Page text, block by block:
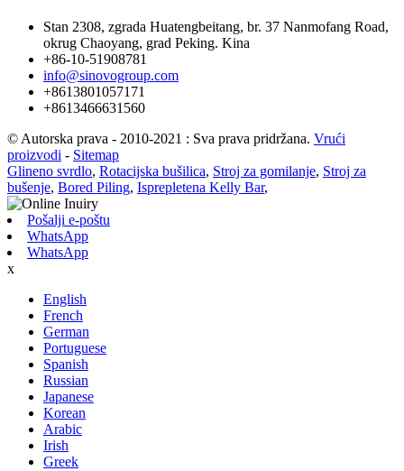
Stan 2308, zgrada Huatengbeitang, br. 37 Nanmofang Road,
okrug Chaoyang, grad Peking. Kina
+86-10-51908781
info@sinovogroup.com
+8613801057171
+8613466631560
© Autorska prava - 2010-2021 : Sva prava pridržana. Vrući
proizvodi - Sitemap
Glineno svrdlo, Rotacijska bušilica, Stroj za gomilanje, Stroj za
bušenje, Bored Piling, Isprepletena Kelly Bar,
Pošalji e-poštu
WhatsApp
WhatsApp
x
English
French
German
Portuguese
Spanish
Russian
Japanese
Korean
Arabic
Irish
Greek